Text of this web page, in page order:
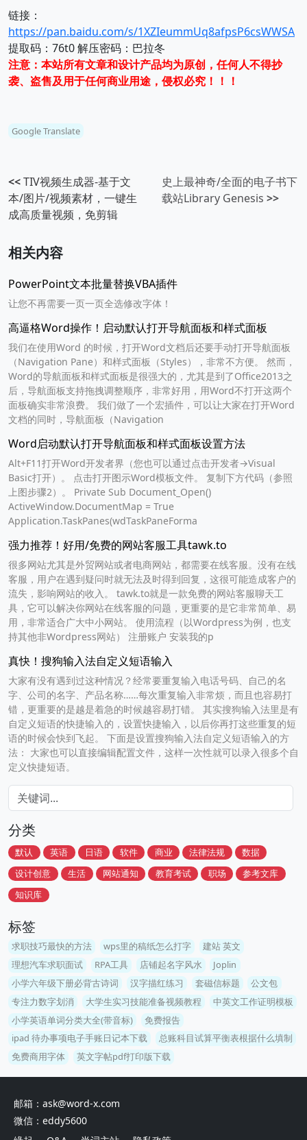
链接：
https://pan.baidu.com/s/1XZIeummUq8afpsP6csWWSA
提取码：76t0 解压密码：巴拉冬
注意：本站所有文章和设计产品均为原创，任何人不得抄
袭、盗售及用于任何商业用途，侵权必究！！！
Google Translate
<<TIV视频生成器-基于文
本/图片/视频素材，一键生
成高质量视频，免剪辑
史上最神奇/全面的电子书下
载站Library Genesis >>
相关内容
PowerPoint文本批量替换VBA插件
让您不再需要一页一页全选修改字体！
高逼格Word操作！启动默认打开导航面板和样式面板
我们在使用Word 的时候，打开Word文档后还要手动打开导航面板
（Navigation Pane）和样式面板（Styles），非常不方便。 然而，
Word的导航面板和样式面板是很强大的，尤其是到了Office2013之
后，导航面板支持拖拽调整顺序，非常好用，用Word不打开这两个
面板确实非常浪费。 我们做了一个宏插件，可以让大家在打开Word
文档的同时，导航面板（Navigation
Word启动默认打开导航面板和样式面板设置方法
Alt+F11打开Word开发者界（您也可以通过点击开发者→Visual
Basic打开）。 点击打开图示Word模板文件。 复制下方代码（参照
上图步骤2）。 Private Sub Document_Open()
ActiveWindow.DocumentMap = True
Application.TaskPanes(wdTaskPaneForma
强力推荐！好用/免费的网站客服工具tawk.to
很多网站尤其是外贸网站或者电商网站，都需要在线客服。没有在线
客服，用户在遇到疑问时就无法及时得到回复，这很可能造成客户的
流失，影响网站的收入。 tawk.to就是一款免费的网站客服聊天工
具，它可以解决你网站在线客服的问题，更重要的是它非常简单、易
用，非常适合广大中小网站。 使用流程（以Wordpress为例，也支
持其他非Wordpress网站） 注册账户 安装我的p
真快！搜狗输入法自定义短语输入
大家有没有遇到过这种情况？经常要重复输入电话号码、自己的名
字、公司的名字、产品名称……每次重复输入非常烦，而且也容易打
错，更重要的是越是着急的时候越容易打错。 其实搜狗输入法里是有
自定义短语的快捷输入的，设置快捷输入，以后你再打这些重复的短
语的时候会快到飞起。 下面是设置搜狗输入法自定义短语输入的方
法： 大家也可以直接编辑配置文件，这样一次性就可以录入很多个自
定义快捷短语。
分类
默认 英语 日语 软件 商业 法律法规
数据
设计创意
生活 网站通知 教育考试 职场
参考文库
知识库
标签
求职技巧最快的方法 wps里的稿纸怎么打字
建站 英文
理想汽车求职面试
RPA工具 店铺起名字风水
Joplin
小学六年级下册必背古诗词
汉字描红练习 套磁信标题
公文包
专注力数字划消
大学生实习技能准备视频教程
中英文工作证明模板
小学英语单词分类大全(带音标)
免费报告
ipad 待办事项电子手账日记本下载
总账科目试算平衡表根据什么填制
免费商用字体
英文字帖pdf打印版下载
邮箱：ask@word-x.com
微信：eddy5600